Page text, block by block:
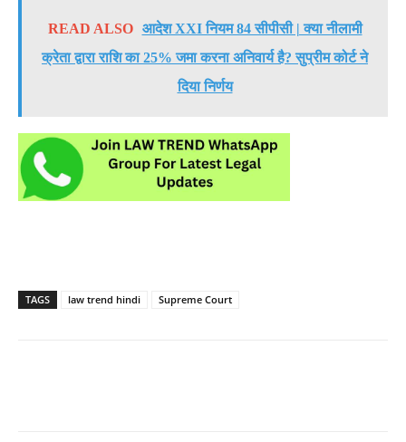
READ ALSO
आदेश XXI नियम 84 सीपीसी | क्या नीलामी
क्रेता द्वारा राशि का 25% जमा करना अनिवार्य है? सुप्रीम कोर्ट ने
दिया निर्णय
TAGS law trend hindi Supreme Court